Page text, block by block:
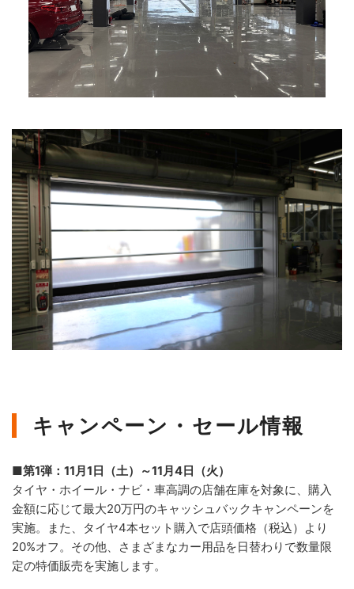
キャンペーン・セール情報
■第1弾：11月1日（土）～11月4日（火）
タイヤ・ホイール・ナビ・車高調の店舗在庫を対象に、購入
金額に応じて最大20万円のキャッシュバックキャンペーンを
実施。また、タイヤ4本セット購入で店頭価格（税込）より
20%オフ。その他、さまざまなカー用品を日替わりで数量限
定の特価販売を実施します。